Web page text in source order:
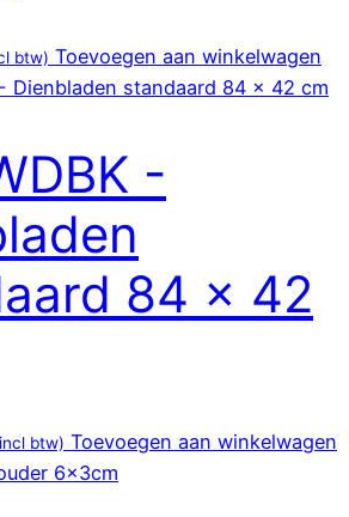
btw) Toevoegen aan winkelwagen
-
84 x 42
incl btw) Toevoegen aan winkelwagen